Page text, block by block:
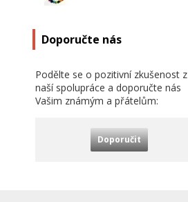
Doporučte nás
Podělte se o pozitivní zkušenost z
naší spolupráce a doporučte nás
Vašim známým a přátelům:
Doporučit